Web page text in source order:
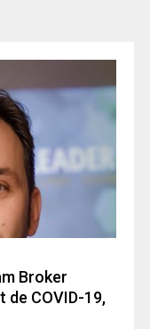
Broker
de COVID-19,